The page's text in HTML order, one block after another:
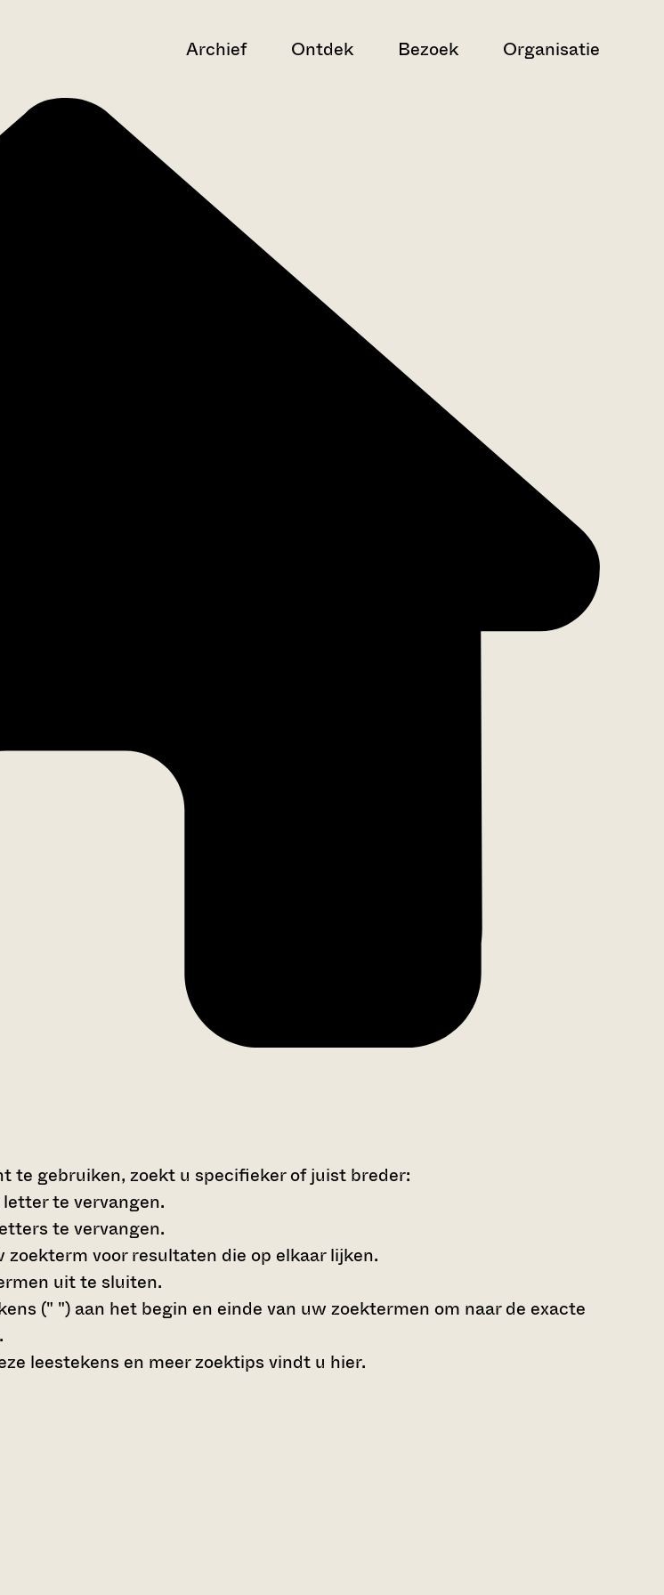
Archief Ontdek Bezoek Organisatie
te gebruiken, zoekt u specifieker of juist breder:
letter te vervangen.
te vervangen.
zoekterm voor resultaten die op elkaar lijken.
uit te sluiten.
(" ") aan het begin en einde van uw zoektermen om naar de exacte
leestekens en meer zoektips vindt u hier.